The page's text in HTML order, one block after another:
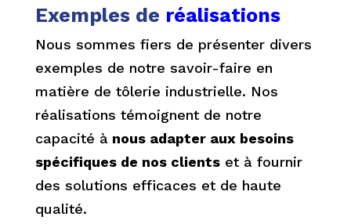
Exemples de réalisations
Nous sommes fiers de présenter divers
exemples de notre savoir-faire en
matière de tôlerie industrielle. Nos
réalisations témoignent de notre
capacité ànous adapter aux besoins
spécifiques de nos clientset à fournir
des solutions efficaces et de haute
qualité.